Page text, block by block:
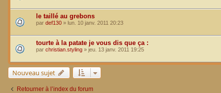
le taillé au grebons
par def130 » lun. 10 janv. 2011 20:23
tourte à la patate je vous dis que ça :
par christian.styling » jeu. 13 janv. 2011 19:25
Nouveau sujet
Retourner à l’index du forum